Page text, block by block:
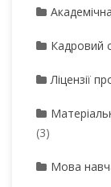
Кадровий
Ліцензії
(3)
Мова